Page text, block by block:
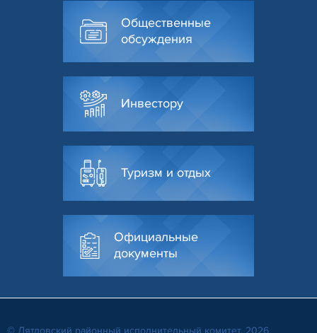
Общественные
обсуждения
Инвестору
Туризм и отдых
Официальные
документы
© Дятловский районный исполнительный комитет, 2026